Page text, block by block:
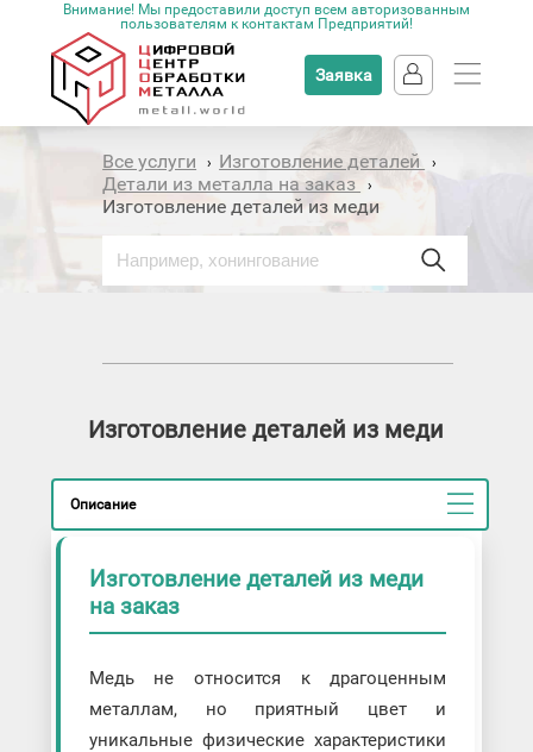
Внимание! Мы предоставили доступ всем авторизованным
пользователям к контактам Предприятий!
Заявка
Все услуги › Изготовление деталей ›
Детали из металла на заказ ›
Изготовление деталей из меди
Изготовление деталей из меди
Описание
Изготовление деталей из меди
на заказ
Медь не относится к драгоценным
металлам, но приятный цвет и
уникальные физические характеристики